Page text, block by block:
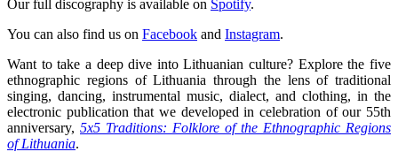
Our full discography is available on Spotify.
You can also find us on Facebook and Instagram.
Want to take a deep dive into Lithuanian culture? Explore the five
ethnographic regions of Lithuania through the lens of traditional
singing, dancing, instrumental music, dialect, and clothing, in the
electronic publication that we developed in celebration of our 55th
anniversary, 5x5 Traditions: Folklore of the Ethnographic Regions
of Lithuania.